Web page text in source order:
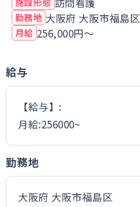
勤務地 大阪府 大阪市福島区
月給 256,000円～
給与
【給与】:
月給:256000~
勤務地
大阪府 大阪市福島区